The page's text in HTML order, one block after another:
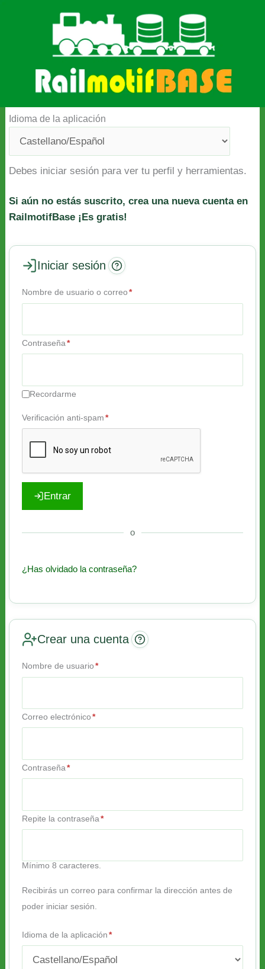
Volver al inicio
Idioma de la aplicación
Debes iniciar sesión para ver tu perfil y herramientas.
Si aún no estás suscrito, crea una nueva cuenta en
RailmotifBase ¡Es gratis!
Iniciar sesión
Nombre de usuario o correo*
Contraseña*
Recordarme
Verificación anti-spam*
Entrar
o
¿Has olvidado la contraseña?
Crear una cuenta
Nombre de usuario*
Correo electrónico*
Contraseña*
Repite la contraseña*
Mínimo 8 caracteres.
Recibirás un correo para confirmar la dirección antes de
poder iniciar sesión.
Idioma de la aplicación*